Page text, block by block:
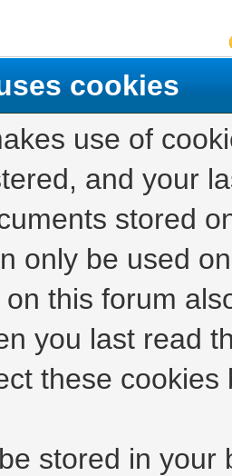
cookies
use of
and your
stored
only be used
this forum
you last read
these cookies
stored in